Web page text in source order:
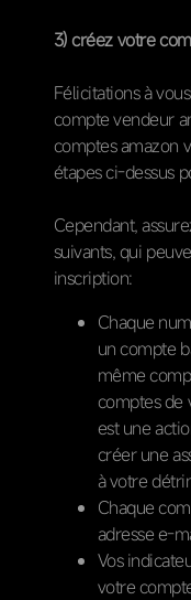
3) créez votre
Félicitations à
compte vendeur
comptes amazon
étapes ci-dessus
Cependant,
suivants, qui
inscription:
Chaque
un compte
même
comptes de
est une
créer une
à votre
Chaque
adresse e-
Vos
votre